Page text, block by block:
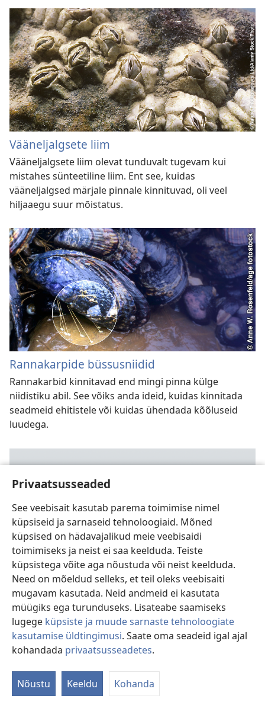
Privaatsusseaded
See veebisait kasutab parema toimimise nimel
küpsiseid ja sarnaseid tehnoloogiaid. Mõned
küpsised on hädavajalikud meie veebisaidi
toimimiseks ja neist ei saa keelduda. Teiste
küpsistega võite aga nõustuda või neist keelduda.
Need on mõeldud selleks, et teil oleks veebisaiti
mugavam kasutada. Neid andmeid ei kasutata
müügiks ega turunduseks. Lisateabe saamiseks
lugege küpsiste ja muude sarnaste tehnoloogiate
kasutamise üldtingimusi. Saate oma seadeid igal ajal
kohandada privaatsusseadetes.
Nõustu Keeldu Kohanda
Vääneljalgsete liim
Vääneljalgsete liim olevat tunduvalt tugevam kui
mistahes sünteetiline liim. Ent see, kuidas
vääneljalgsed märjale pinnale kinnituvad, oli veel
hiljaaegu suur mõistatus.
Rannakarpide büssusniidid
Rannakarbid kinnitavad end mingi pinna külge
niidistiku abil. See võiks anda ideid, kuidas kinnitada
seadmeid ehitistele või kuidas ühendada kõõluseid
luudega.
Osav kaevuja karp, kes elab meres